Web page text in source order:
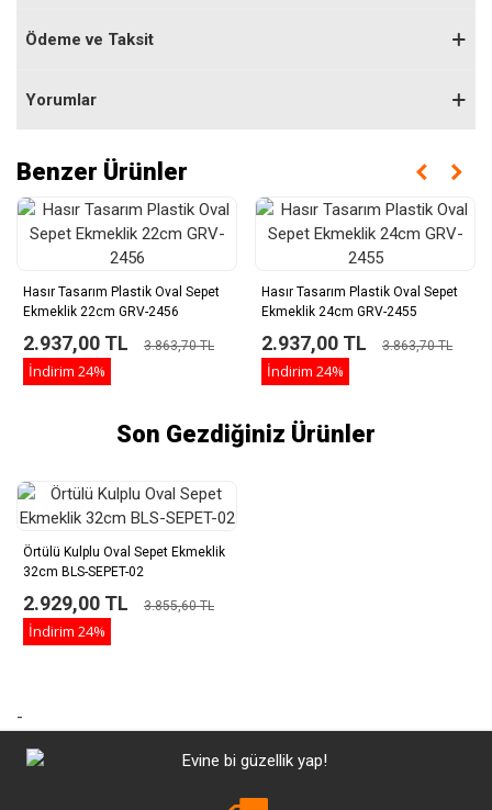
Ödeme ve Taksit
Yorumlar
Benzer Ürünler
Hasır Tasarım Plastik Oval Sepet
Ekmeklik 22cm GRV-2456
2.937,00 TL 3.863,70 TL
İndirim 24%
Hasır Tasarım Plastik Oval Sepet
Ekmeklik 24cm GRV-2455
2.937,00 TL 3.863,70 TL
İndirim 24%
Son Gezdiğiniz Ürünler
Örtülü Kulplu Oval Sepet Ekmeklik
32cm BLS-SEPET-02
2.929,00 TL 3.855,60 TL
İndirim 24%
-